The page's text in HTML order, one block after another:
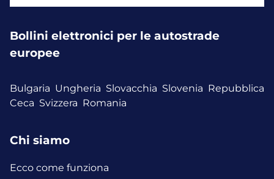
Bollini elettronici per le autostrade
europee
Bulgaria Ungheria Slovacchia Slovenia Repubblica
Ceca Svizzera Romania
Chi siamo
Ecco come funziona